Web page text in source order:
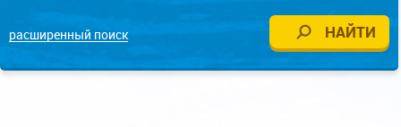
расширенный поиск